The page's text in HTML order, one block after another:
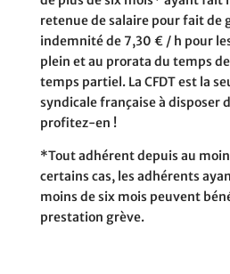
retenue de salaire pour fait de
indemnité de 7,30 € / h pour
plein et au prorata du temps
temps partiel. La CFDT est la
syndicale française à disposer
profitez-en !
*Tout adhérent depuis au
certains cas, les adhérents
moins de six mois peuvent
prestation grève.